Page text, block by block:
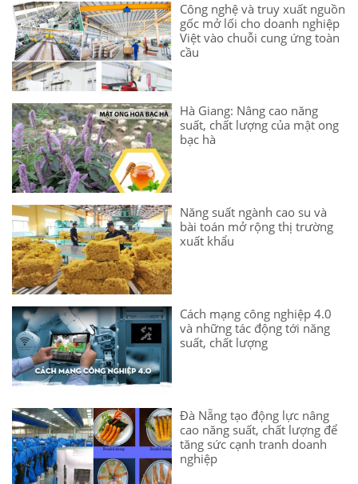
Công nghệ và truy xuất nguồn
gốc mở lối cho doanh nghiệp
Việt vào chuỗi cung ứng toàn
cầu
Hà Giang: Nâng cao năng
suất, chất lượng của mật ong
bạc hà
Năng suất ngành cao su và
bài toán mở rộng thị trường
xuất khẩu
Cách mạng công nghiệp 4.0
và những tác động tới năng
suất, chất lượng
Đà Nẵng tạo động lực nâng
cao năng suất, chất lượng để
tăng sức cạnh tranh doanh
nghiệp